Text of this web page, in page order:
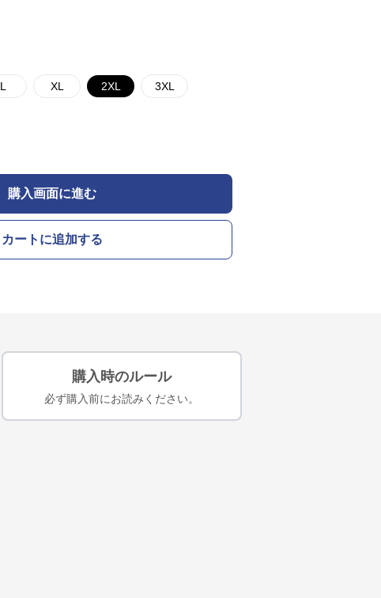
L XL 2XL 3XL
購入画面に進む
カートに追加する
購入時のルール
必ず購入前にお読みください。